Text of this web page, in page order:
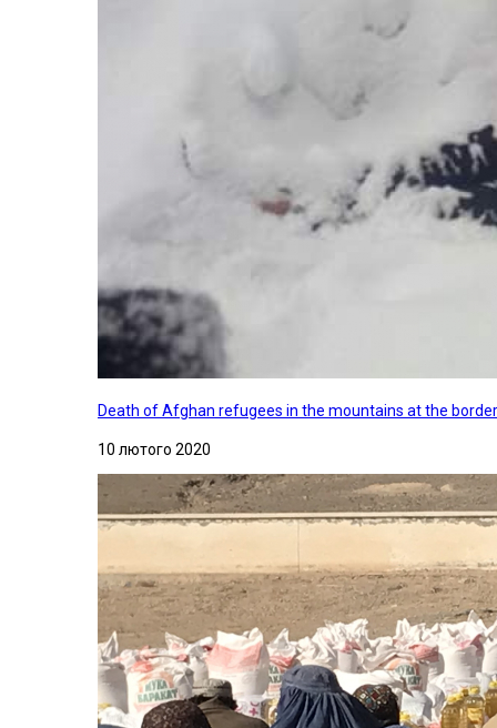
Death of Afghan refugees in the mountains at the
10 лютого 2020